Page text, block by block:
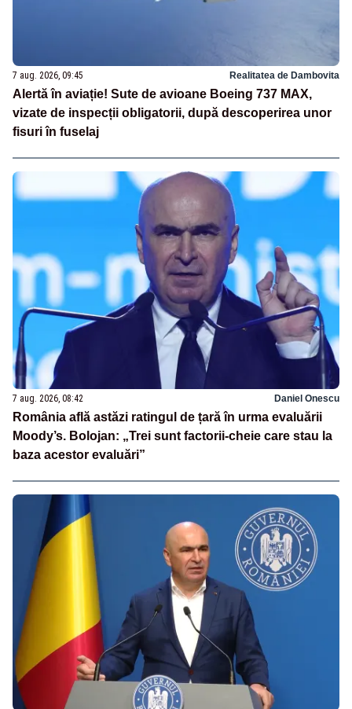
7 aug. 2026, 09:45 Realitatea de Dambovita
Alertă în aviație! Sute de avioane Boeing 737 MAX,
vizate de inspecții obligatorii, după descoperirea unor
fisuri în fuselaj
7 aug. 2026, 08:42 Daniel Onescu
România află astăzi ratingul de țară în urma evaluării
Moody’s. Bolojan: „Trei sunt factorii-cheie care stau la
baza acestor evaluări”